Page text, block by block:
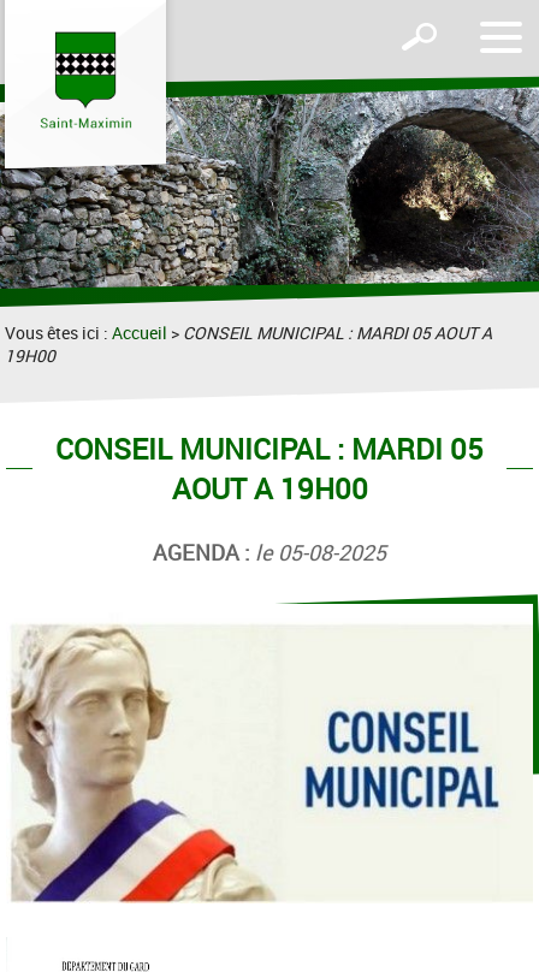
le
Afficher
formulaire
de
recherche
Vous êtes ici :Accueil > CONSEIL MUNICIPAL : MARDI 05 AOUT A
19H00
CONSEIL MUNICIPAL : MARDI 05
AOUT A 19H00
AGENDA : le 05-08-2025